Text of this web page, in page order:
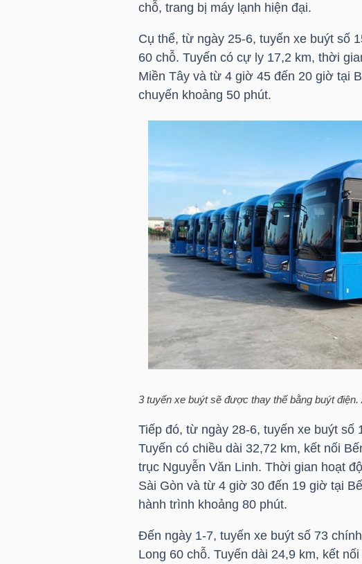
chỗ, trang bị máy lạnh hiện đại.
Cụ thể, từ ngày 25-6, tuyến xe buýt số
60 chỗ. Tuyến có cự ly 17,2 km, thời
Miền Tây và từ 4 giờ 45 đến 20 giờ tại
chuyến khoảng 50 phút.
3 tuyến xe buýt sẽ được thay thế bằng buýt điện.
Tiếp đó, từ ngày 28-6, tuyến xe buýt
Tuyến có chiều dài 32,72 km, kết nối
trục Nguyễn Văn Linh. Thời gian hoạt
Sài Gòn và từ 4 giờ 30 đến 19 giờ tại
hành trình khoảng 80 phút.
Đến ngày 1-7, tuyến xe buýt số 73
Long 60 chỗ. Tuyến dài 24,9 km, kết